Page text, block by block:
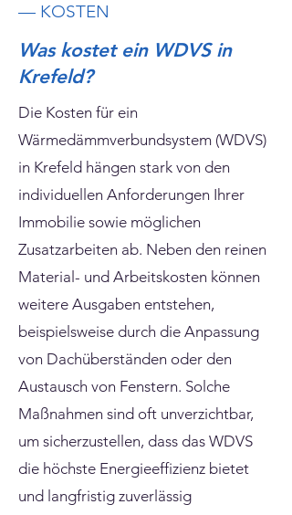
— KOSTEN
Was kostet ein WDVS in
Krefeld?
Die Kosten für ein
Wärmedämmverbundsystem (WDVS)
in Krefeld hängen stark von den
individuellen Anforderungen Ihrer
Immobilie sowie möglichen
Zusatzarbeiten ab. Neben den reinen
Material- und Arbeitskosten können
weitere Ausgaben entstehen,
beispielsweise durch die Anpassung
von Dachüberständen oder den
Austausch von Fenstern. Solche
Maßnahmen sind oft unverzichtbar,
um sicherzustellen, dass das WDVS
die höchste Energieeffizienz bietet
und langfristig zuverlässig